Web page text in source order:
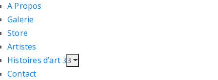
A Propos
Galerie
Store
Artistes
Histoires d’art
Contact